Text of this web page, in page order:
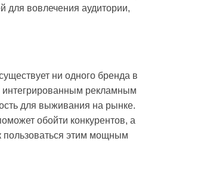
для вовлечения аудитории,
ни одного бренда в
интегрированным рекламным
для выживания на рынке.
обойти конкурентов, а
пользоваться этим мощным